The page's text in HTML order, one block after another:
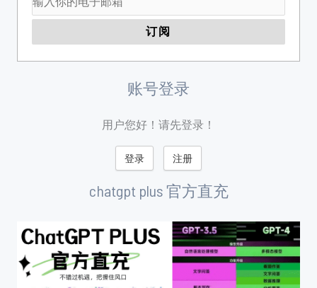
账号登录
用户您好！请先登录！
登录 注册
chatgpt plus 官方直充